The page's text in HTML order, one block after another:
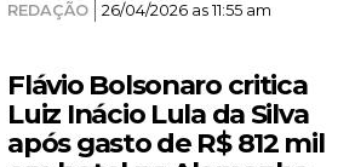
REDAÇÃO 26/04/2026 as 11:55 am
Flávio Bolsonaro critica
Luiz Inácio Lula da Silva
após gasto de R$ 812 mil